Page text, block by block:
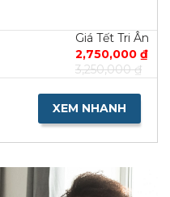
Giá Tết Tri Ân
2,750,000 ₫
3,250,000 ₫
XEM NHANH